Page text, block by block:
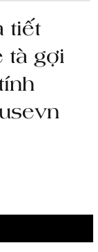
tiết
tà gợi